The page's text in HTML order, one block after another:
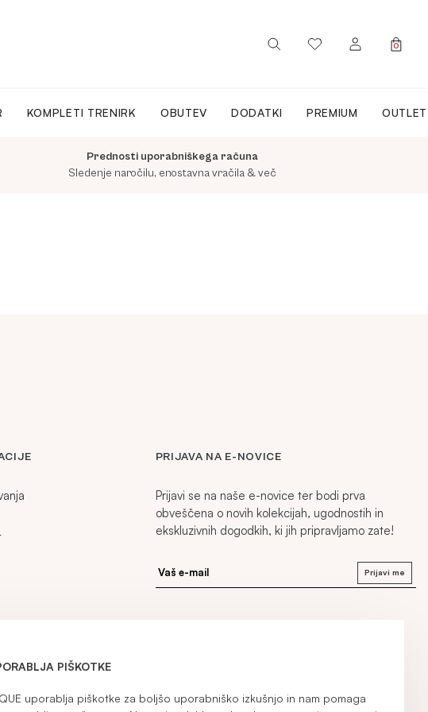
PRIJAVA / REGISTRACIJA
0
KOMPLETI TRENIRK OBUTEV DODATKI PREMIUM OUTLET
Prednosti uporabniškega računa
Sledenje naročilu, enostavna vračila & več
PRIJAVA NA E-NOVICE
Prijavi se na naše e-novice ter bodi prva
obveščena o novih kolekcijah, ugodnostih in
ekskluzivnih dogodkih, ki jih pripravljamo zate!
Prijavi me
PIŠKOTKE
uporablja piškotke za boljšo uporabniško izkušnjo in nam pomaga